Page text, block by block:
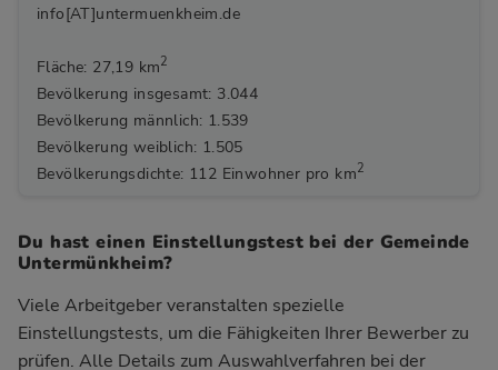
info[AT]untermuenkheim.de
Fläche: 27,19 km2
Bevölkerung insgesamt: 3.044
Bevölkerung männlich: 1.539
Bevölkerung weiblich: 1.505
Bevölkerungsdichte: 112 Einwohner pro km2
Du hast einen Einstellungstest bei der Gemeinde
Untermünkheim?
Viele Arbeitgeber veranstalten spezielle
Einstellungstests, um die Fähigkeiten Ihrer Bewerber zu
prüfen. Alle Details zum Auswahlverfahren bei der